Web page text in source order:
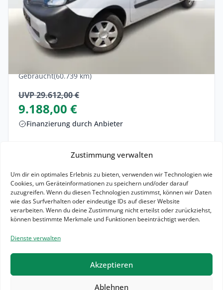
Zustimmung verwalten
Um dir ein optimales Erlebnis zu bieten, verwenden wir Technologien wie
Cookies, um Geräteinformationen zu speichern und/oder darauf
zuzugreifen. Wenn du diesen Technologien zustimmst, können wir Daten
wie das Surfverhalten oder eindeutige IDs auf dieser Website
verarbeiten. Wenn du deine Zustimmung nicht erteilst oder zurückziehst,
können bestimmte Merkmale und Funktionen beeinträchtigt werden.
Dienste verwalten
Akzeptieren
Ablehnen
Privat & Gewerbe
Renault Kangoo Z.E. 60 Maxi Kaufbatterie
2-S PDC Temp Finanzierung privat
Gebraucht(60.739 km)
UVP 29.612,00 €
9.188,00 €
Finanzierung durch Anbieter
Finanzierung vergleichen
A 0 g CO₂ / km (komb.)*